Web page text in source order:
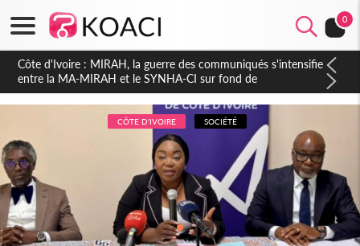
0
Côte d'Ivoire : Indépendance 2026, Thiam plaide pour un
environnement démocratique plus apaisé
CÔTE D'IVOIRE SOCIÉTÉ